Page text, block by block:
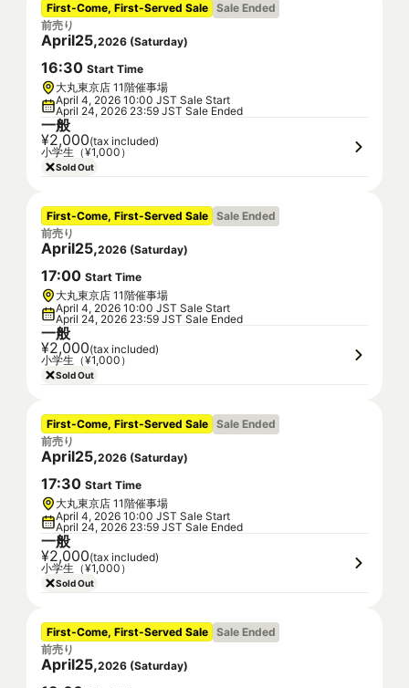
First-Come, First-Served Sale Sale Ended
前売り
April25,2026 (Saturday)
16:30 Start Time
大丸東京店 11階催事場
April 4, 2026 10:00 JST Sale Start
April 24, 2026 23:59 JST Sale Ended
一般
¥2,000(tax included)
小学生（¥1,000）
Sold Out
First-Come, First-Served Sale Sale Ended
前売り
April25,2026 (Saturday)
17:00 Start Time
大丸東京店 11階催事場
April 4, 2026 10:00 JST Sale Start
April 24, 2026 23:59 JST Sale Ended
一般
¥2,000(tax included)
小学生（¥1,000）
Sold Out
First-Come, First-Served Sale Sale Ended
前売り
April25,2026 (Saturday)
17:30 Start Time
大丸東京店 11階催事場
April 4, 2026 10:00 JST Sale Start
April 24, 2026 23:59 JST Sale Ended
一般
¥2,000(tax included)
小学生（¥1,000）
Sold Out
First-Come, First-Served Sale Sale Ended
前売り
April25,2026 (Saturday)